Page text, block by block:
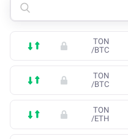
TON
/BTC
TON
/BTC
TON
/ETH